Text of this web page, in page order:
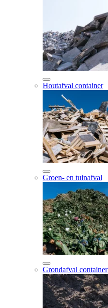
Houtafval container
Groen- en tuinafval
Grondafval container